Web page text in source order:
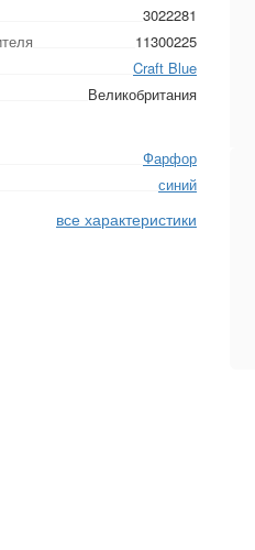
3022281
11300225
Craft Blue
Великобритания
Фарфор
синий
все характеристики